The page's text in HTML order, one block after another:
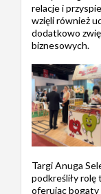
relacje i
wzięli również
dodatkowo
biznesowych.
Targi Anuga
podkreśliły rolę
oferując bogaty